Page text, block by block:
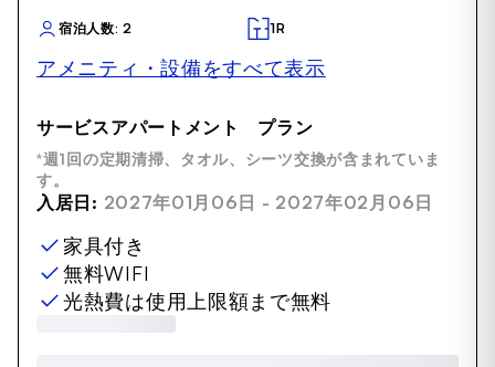
宿泊人数: 2 1R
アメニティ・設備をすべて表示
サービスアパートメント プラン
*週1回の定期清掃、タオル、シーツ交換が含まれていま
す。
入居日: 2027年01月06日 - 2027年02月06日
家具付き
無料WIFI
光熱費は使用上限額まで無料